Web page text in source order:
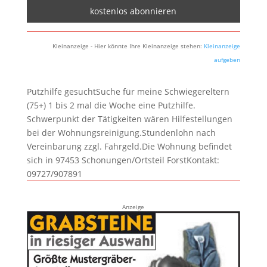
Kleinanzeige - Hier könnte Ihre Kleinanzeige stehen: Kleinanzeige
aufgeben
Putzhilfe gesuchtSuche für meine Schwiegereltern
(75+) 1 bis 2 mal die Woche eine Putzhilfe.
Schwerpunkt der Tätigkeiten wären Hilfestellungen
bei der Wohnungsreinigung.Stundenlohn nach
Vereinbarung zzgl. Fahrgeld.Die Wohnung befindet
sich in 97453 Schonungen/Ortsteil ForstKontakt:
09727/907891
Anzeige